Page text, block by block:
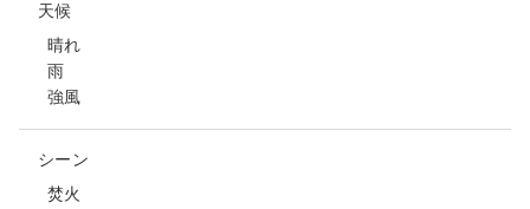
天候
晴れ
雨
強風
シーン
焚火